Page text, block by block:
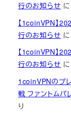
行のお知らせ
【1coinVPN】
行のお知らせ
【1coinVPN】
行のお知らせ
1coinVPNのプ
戦 ファントムパ
り